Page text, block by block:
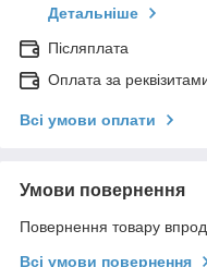
Детальніше
Післяплата
Оплата за
Всі умови оплати
Умови повернення
Повернення товару
Всі умови повернення